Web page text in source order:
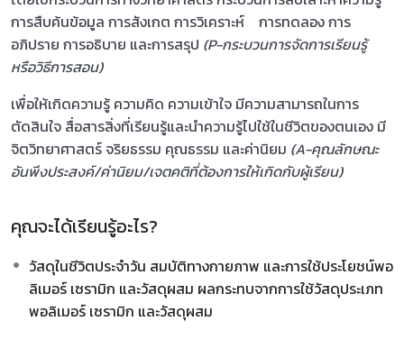
การสืบค้นข้อมูล การสังเกต การวิเคราะห์ การทดลอง การ
อภิปราย การอธิบาย และการสรุป (P-กระบวนการจัดการเรียนรู้
หรือวิธีการสอน)
เพื่อให้เกิดความรู้ ความคิด ความเข้าใจ มีความสามารถในการ
ตัดสินใจ สื่อสารสิ่งที่เรียนรู้และนำความรู้ไปใช้ในชีวิตของตนเอง มี
จิตวิทยาศาสตร์ จริยธรรม คุณธรรม และค่านิยม (A-คุณลักษณะ
อันพึงประสงค์/ค่านิยม/เจตคติที่ต้องการให้เกิดกับผู้เรียน)
คุณจะได้เรียนรู้อะไร?
วัสดุในชีวิตประจำวัน สมบัติทางกายภาพ และการใช้ประโยชน์พอ
ลิเมอร์ เซรามิก และวัสดุผสม ผลกระทบจากการใช้วัสดุประเภท
พอลิเมอร์ เซรามิก และวัสดุผสม